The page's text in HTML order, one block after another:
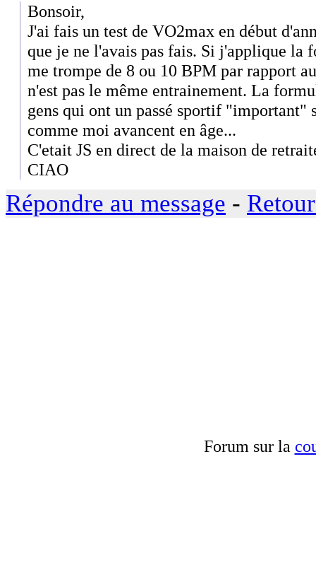
Bonsoir,
J'ai fais un test de VO2max en début
que je ne l'avais pas fais. Si j'applique la
me trompe de 8 ou 10 BPM par rapport
n'est pas le même entrainement. La
gens qui ont un passé sportif "important"
comme moi avancent en âge...
C'etait JS en direct de la maison de
CIAO
Répondre au message -
Forum sur la